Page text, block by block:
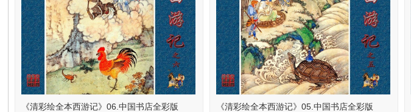
《清彩绘全本西游记》06.中国书店全彩版
《清彩绘全本西游记》05.中国书店全彩版